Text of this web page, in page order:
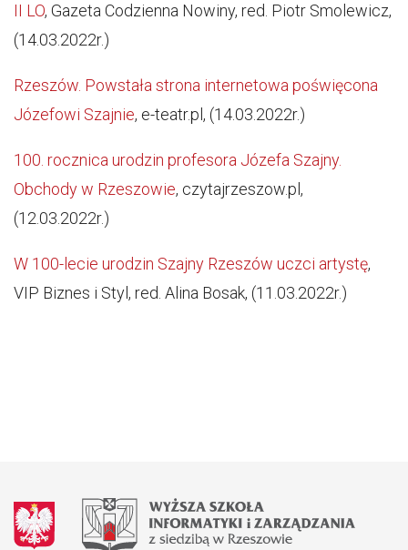
II LO, Gazeta Codzienna Nowiny, red. Piotr Smolewicz,
(14.03.2022r.)
Rzeszów. Powstała strona internetowa poświęcona
Józefowi Szajnie, e-teatr.pl, (14.03.2022r.)
100. rocznica urodzin profesora Józefa Szajny.
Obchody w Rzeszowie, czytajrzeszow.pl,
(12.03.2022r.)
W 100-lecie urodzin Szajny Rzeszów uczci artystę,
VIP Biznes i Styl, red. Alina Bosak, (11.03.2022r.)